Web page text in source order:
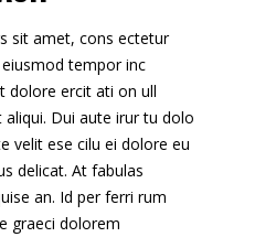
sit amet, cons ectetur
tempor inc
dolore ercit ati on ull
Dui aute irur tu dolo
velit ese cilu ei dolore eu
delicat. At fabulas
an. Id per ferri rum
graeci dolorem